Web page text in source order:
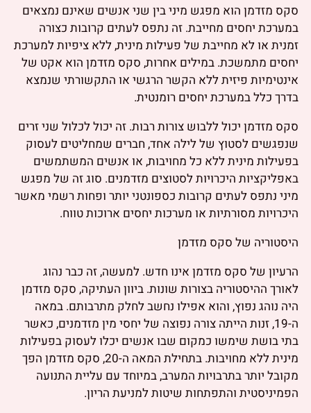
סקס מזדמן הוא מפגש מיני בין שני אנשים שאינם נמצאים
במערכת יחסים מחייבת. זה נתפס לעתים קרובות כצורה
זמנית או לא מחייבת של פעילות מינית, ללא ציפיות למערכת
יחסים מתמשכת. במילים אחרות, סקס מזדמן הוא אקט של
אינטימיות פיזית ללא הקשר הרגשי או התקשורתי שנמצא
בדרך כלל במערכת יחסים רומנטית.
סקס מזדמן יכול ללבוש צורות רבות. זה יכול לכלול שני זרים
שנפגשים לסטוץ של לילה אחד, חברים שמחליטים לעסוק
בפעילות מינית ללא כל מחויבות, או אנשים המשתמשים
באפליקציות היכרויות לסטוצים מזדמנים. סוג זה של מפגש
מיני נתפס לעתים קרובות כספונטני יותר ופחות רשמי מאשר
היכרויות מסורתיות או מערכות יחסים ארוכות טווח.
היסטוריה של סקס מזדמן
הרעיון של סקס מזדמן אינו חדש. למעשה, זה כבר נהוג
לאורך ההיסטוריה בצורות שונות. ביוון העתיקה, סקס מזדמן
היה נוהג נפוץ, והוא אפילו נחשב לחלק מתרבותם. במאה
ה-19, זנות הייתה צורה נפוצה של יחסי מין מזדמנים, כאשר
בתי בושת שימשו כמקום שבו אנשים יכלו לעסוק בפעילות
מינית ללא מחויבות. בתחילת המאה ה-20, סקס מזדמן הפך
מקובל יותר בתרבויות המערב, במיוחד עם עליית התנועה
הפמיניסטית והתפתחות שיטות למניעת הריון.